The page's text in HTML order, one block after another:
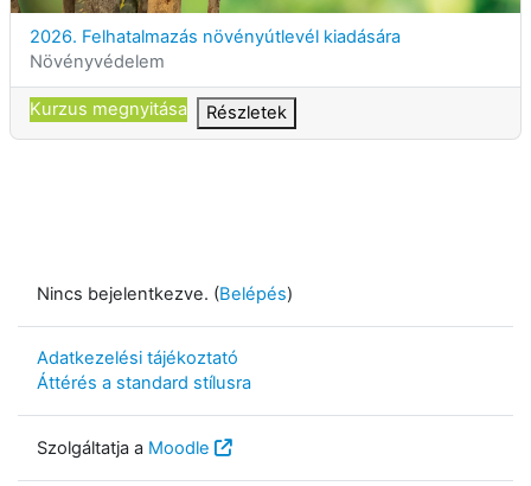
Kurzuscím
2026. Felhatalmazás növényútlevél kiadására
Kurzuskategória
Növényvédelem
Kurzus megnyitása Részletek
Nincs bejelentkezve. (Belépés)
Adatkezelési tájékoztató
Áttérés a standard stílusra
Szolgáltatja a Moodle